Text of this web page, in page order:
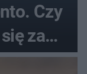
Czy
za